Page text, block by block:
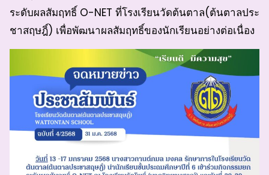
ระดับผลสัมฤทธิ์ O-NET ที่โรงเรียนวัดต้นตาล(ต้นตาลประ
ชาสฤษฎิ์) เพื่อพัฒนาผลสัมฤทธิ์ของนักเรียนอย่างต่อเนื่อง